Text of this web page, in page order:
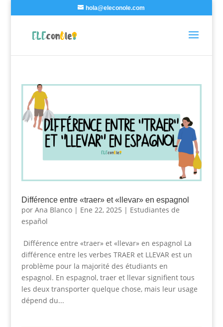
hola@eleconole.com
Différence entre «traer» et «llevar» en espagnol
por Ana Blanco| Ene 22, 2025 | Estudiantes de
español
Différence entre «traer» et «llevar» en espagnol La
différence entre les verbes TRAER et LLEVAR est un
problème pour la majorité des étudiants en
espagnol. En espagnol, traer et llevar signifient tous
les deux transporter quelque chose, mais leur usage
dépend du...